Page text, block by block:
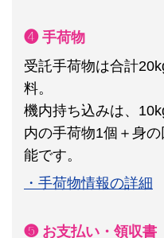
❹ 手荷物
受託手荷物は合計
料。
機内持ち込みは、
内の手荷物1個＋身
能です。
・手荷物情報の詳細
❺ お支払い・領収書